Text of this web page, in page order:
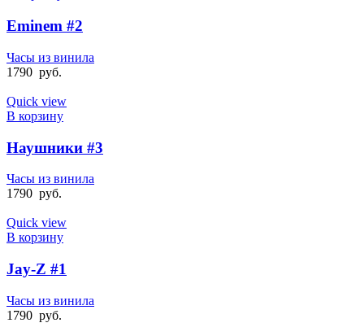
Eminem #2
Часы из винила
1790 руб.
Quick view
В корзину
Наушники #3
Часы из винила
1790 руб.
Quick view
В корзину
Jay-Z #1
Часы из винила
1790 руб.